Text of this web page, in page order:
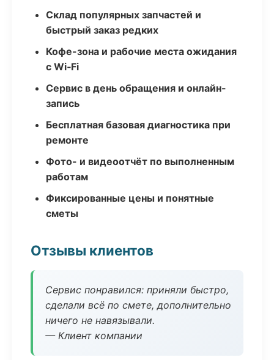
Склад популярных запчастей и
быстрый заказ редких
Кофе-зона и рабочие места ожидания
с Wi‑Fi
Сервис в день обращения и онлайн-
запись
Бесплатная базовая диагностика при
ремонте
Фото- и видеоотчёт по выполненным
работам
Фиксированные цены и понятные
сметы
Отзывы клиентов
Сервис понравился: приняли быстро,
сделали всё по смете, дополнительно
ничего не навязывали.
— Клиент компании